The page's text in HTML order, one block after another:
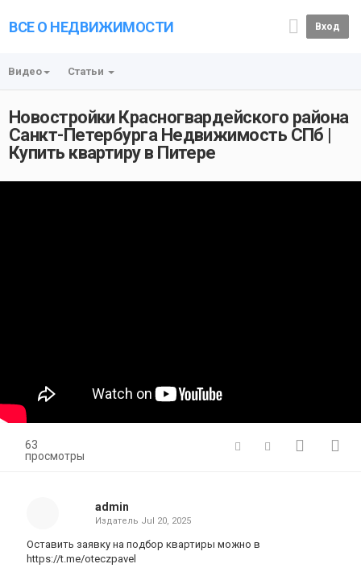
ВСЕ О НЕДВИЖИМОСТИ Вход
Видео Статьи
Новостройки Красногвардейского района
Санкт-Петербурга Недвижимость СПб |
Купить квартиру в Питере
63
просмотры
admin
Издатель Jul 20, 2025
Оставить заявку на подбор квартиры можно в
https://t.me/oteczpavel